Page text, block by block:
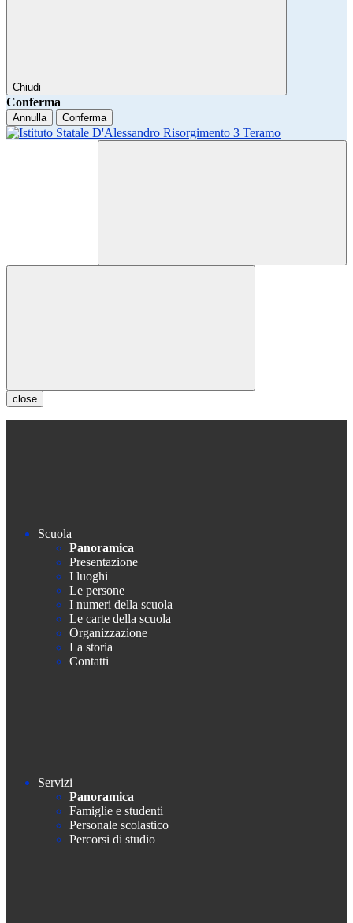
Chiudi
Conferma
Annulla Conferma
close
Scuola
Panoramica
Presentazione
I luoghi
Le persone
I numeri della scuola
Le carte della scuola
Organizzazione
La storia
Contatti
Servizi
Panoramica
Famiglie e studenti
Personale scolastico
Percorsi di studio